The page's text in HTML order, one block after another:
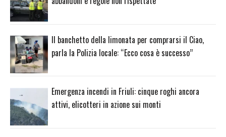
Il banchetto della limonata per comprarsi il Ciao,
parla la Polizia locale: “Ecco cosa è successo”
Emergenza incendi in Friuli: cinque roghi ancora
attivi, elicotteri in azione sui monti